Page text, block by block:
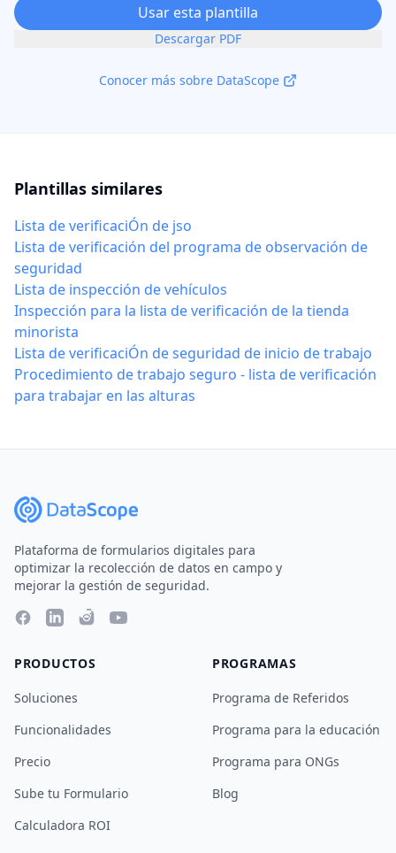
Usar esta plantilla
Descargar PDF
Conocer más sobre DataScope
Plantillas similares
Lista de verificaciÓn de jso
Lista de verificación del programa de observación de
seguridad
Lista de inspección de vehículos
Inspección para la lista de verificación de la tienda
minorista
Lista de verificaciÓn de seguridad de inicio de trabajo
Procedimiento de trabajo seguro - lista de verificación
para trabajar en las alturas
Plataforma de formularios digitales para
optimizar la recolección de datos en campo y
mejorar la gestión de seguridad.
PRODUCTOS
Soluciones
Funcionalidades
Precio
Sube tu Formulario
Calculadora ROI
PROGRAMAS
Programa de Referidos
Programa para la educación
Programa para ONGs
Blog